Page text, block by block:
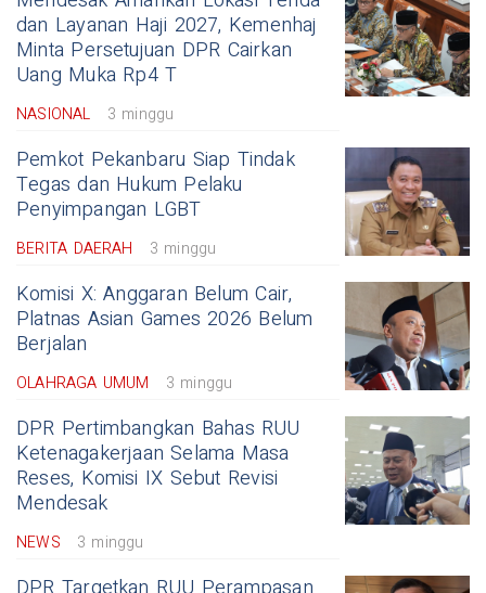
dan Layanan Haji 2027, Kemenhaj
Minta Persetujuan DPR Cairkan
Uang Muka Rp4 T
NASIONAL 3 minggu
Pemkot Pekanbaru Siap Tindak
Tegas dan Hukum Pelaku
Penyimpangan LGBT
BERITA DAERAH 3 minggu
Komisi X: Anggaran Belum Cair,
Platnas Asian Games 2026 Belum
Berjalan
OLAHRAGA UMUM 3 minggu
DPR Pertimbangkan Bahas RUU
Ketenagakerjaan Selama Masa
Reses, Komisi IX Sebut Revisi
Mendesak
NEWS 3 minggu